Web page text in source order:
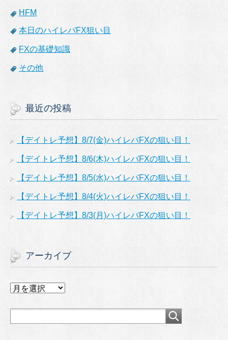
HFM
本日のハイレバFX狙い目
FXの基礎知識
その他
最近の投稿
【デイトレ予想】8/7(金)ハイレバFXの狙い目！
【デイトレ予想】8/6(木)ハイレバFXの狙い目！
【デイトレ予想】8/5(水)ハイレバFXの狙い目！
【デイトレ予想】8/4(火)ハイレバFXの狙い目！
【デイトレ予想】8/3(月)ハイレバFXの狙い目！
アーカイブ
ア
カ